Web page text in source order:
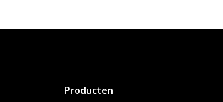
Producten